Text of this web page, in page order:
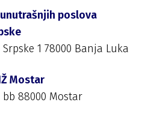
poslova
1 78000 Banja Luka
Mostar
88000 Mostar